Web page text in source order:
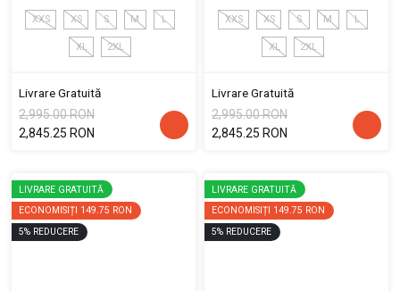
XXS XS S M L
XL 2XL
Livrare Gratuită
2,995.00 RON
2,845.25 RON
XXS XS S M L
XL 2XL
Livrare Gratuită
2,995.00 RON
2,845.25 RON
LIVRARE GRATUITĂ
ECONOMISIȚI 149.75 RON
5% REDUCERE
LIVRARE GRATUITĂ
ECONOMISIȚI 149.75 RON
5% REDUCERE